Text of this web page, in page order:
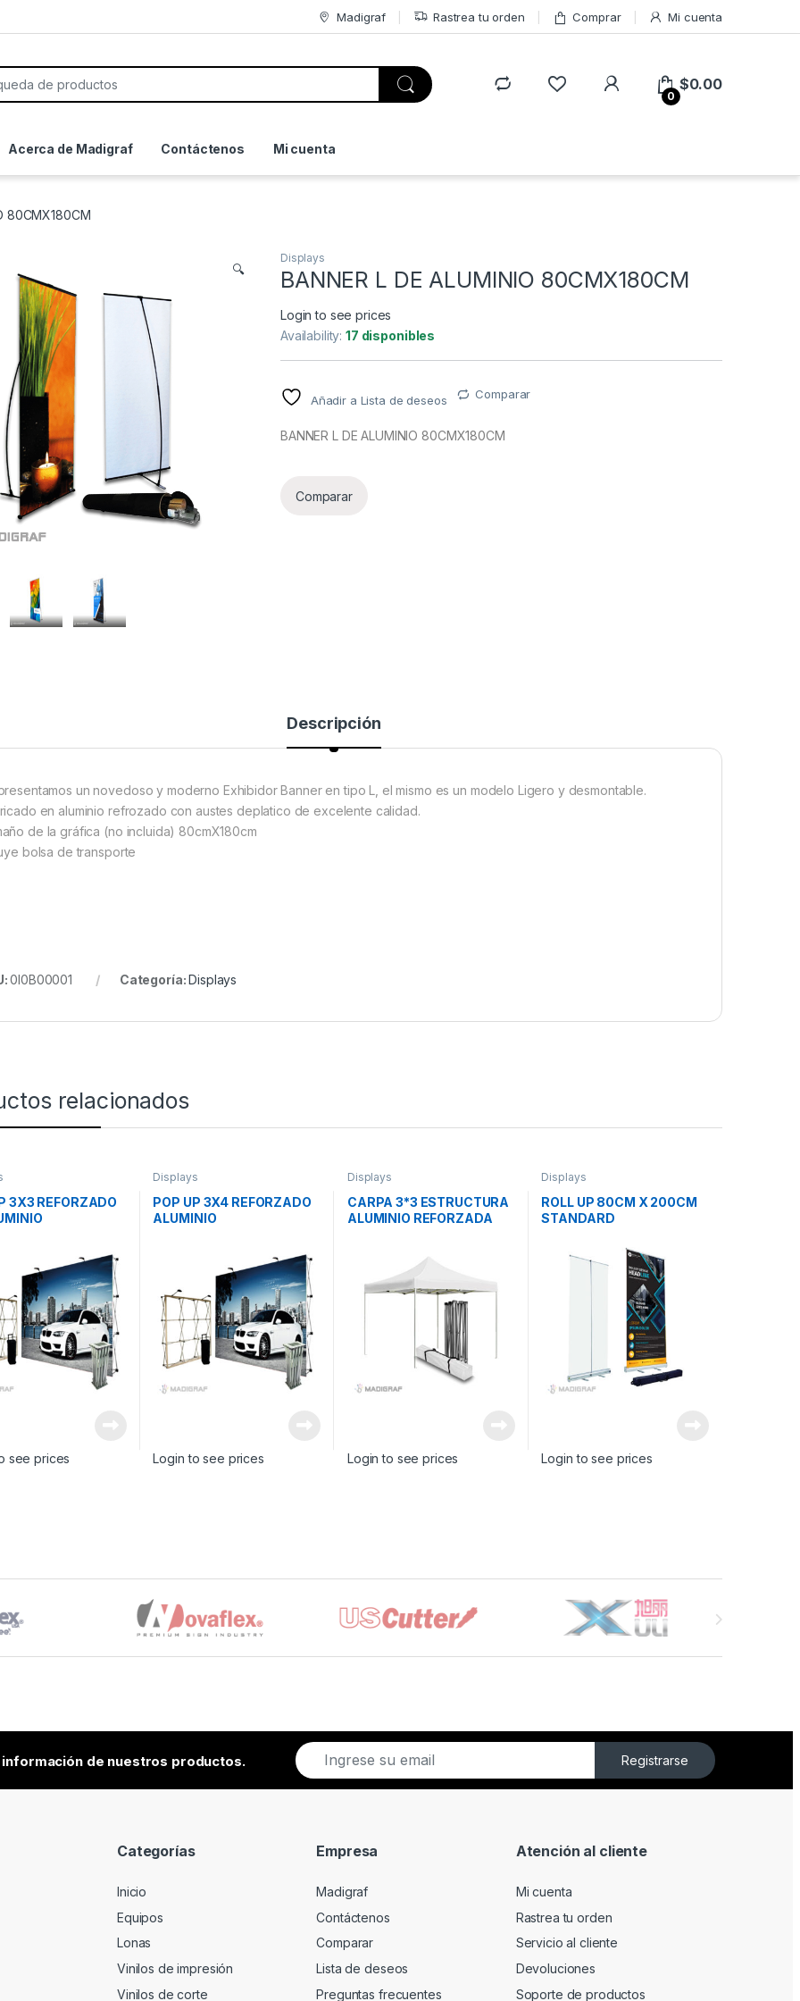
Madigraf Rastrea tu orden Comprar Mi cuenta
0
$0.00
Acerca de Madigraf Contáctenos Mi cuenta
80CMX180CM
🔍
Displays
BANNER L DE ALUMINIO 80CMX180CM
Login to see prices
Availability:17 disponibles
Añadir a Lista de deseos Comparar
BANNER L DE ALUMINIO 80CMX180CM
Comparar
Descripción
un novedoso y moderno Exhibidor Banner en tipo L, el mismo es un modelo Ligero y desmontable.
en aluminio refrozado con austes deplatico de excelente calidad.
de la gráfica (no incluida) 80cmX180cm
bolsa de transporte
0I0B00001 Categoría:Displays
relacionados
3X3 REFORZADO
see prices
Displays
POP UP 3X4 REFORZADO
ALUMINIO
Login to see prices
Displays
CARPA 3*3 ESTRUCTURA
ALUMINIO REFORZADA
Login to see prices
Displays
ROLL UP 80CM X 200CM
STANDARD
Login to see prices
de nuestros productos.
E
m
a
Registrarse
Categorías
Inicio
Equipos
Lonas
Vinilos de impresión
Vinilos de corte
Empresa
Madigraf
Contáctenos
Comparar
Lista de deseos
Preguntas frecuentes
Atención al cliente
Mi cuenta
Rastrea tu orden
Servicio al cliente
Devoluciones
Soporte de productos